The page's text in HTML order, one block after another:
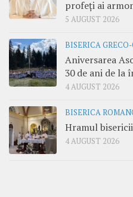
profeți ai
5 AUGUST 2026
BISERICA
Aniversarea
30 de ani de la
4 AUGUST 2026
BISERICA
Hramul
4 AUGUST 2026